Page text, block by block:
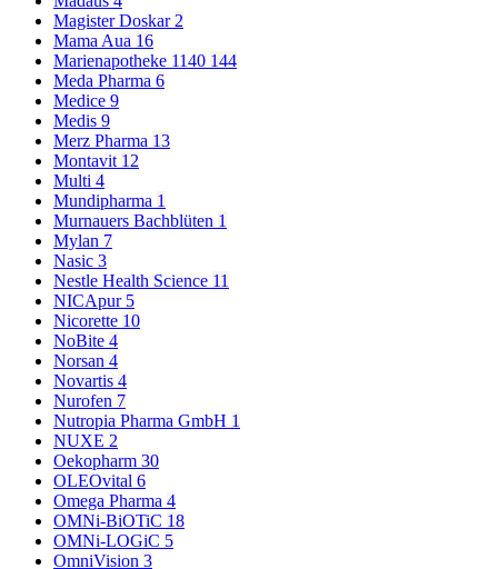
Magister Doskar2
Mama Aua 16
Marienapotheke 1140 144
Meda Pharma 6
Medice 9
Medis 9
Merz Pharma 13
Montavit 12
Multi 4
Mundipharma 1
Murnauers Bachblüten 1
Mylan 7
Nasic 3
Nestle Health Science 11
NICApur 5
Nicorette 10
NoBite 4
Norsan 4
Novartis 4
Nurofen 7
Nutropia Pharma GmbH 1
NUXE 2
Oekopharm 30
OLEOvital 6
Omega Pharma 4
OMNi-BiOTiC 18
OMNi-LOGiC 5
OmniVision 3